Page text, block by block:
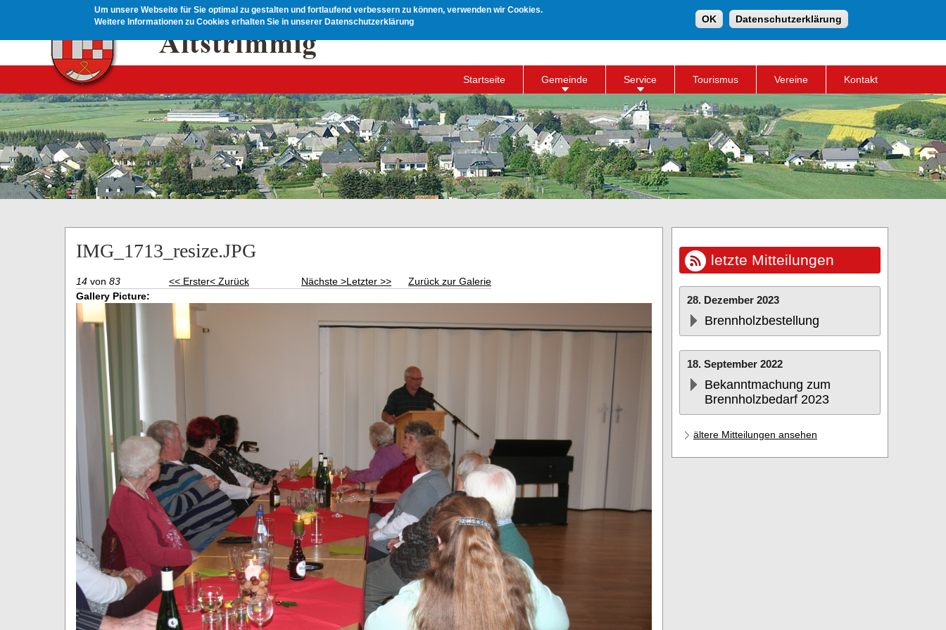
Um unsere Webseite für Sie optimal zu gestalten und fortlaufend verbessern zu können, verwenden wir Cookies.
Weitere Informationen zu Cookies erhalten Sie in unserer Datenschutzerklärung
OK Datenschutzerklärung
Suchformular
Startseite Gemeinde Service Tourismus Vereine Kontakt
IMG_1713_resize.JPG
14 von 83 << Erster< Zurück Nächste >Letzter >>
Zurück zur Galerie
Gallery Picture:
letzte Mitteilungen
28. Dezember 2023
Brennholzbestellung
18. September 2022
Bekanntmachung zum
Brennholzbedarf 2023
ältere Mitteilungen ansehen